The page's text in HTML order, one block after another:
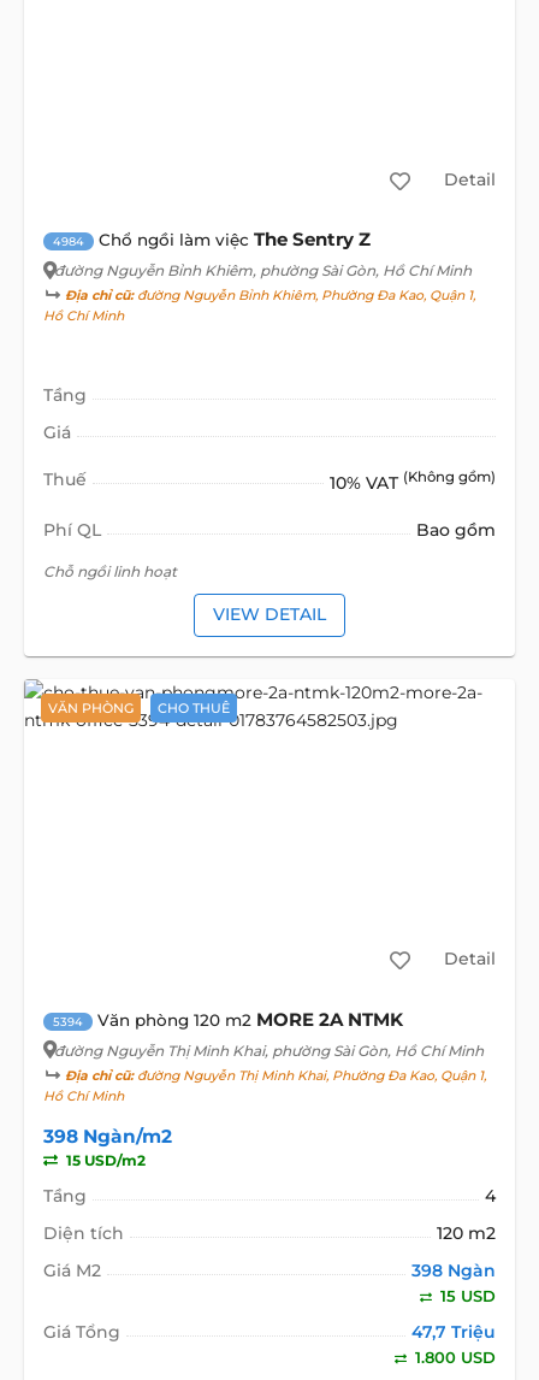
Detail
4984 Chổ ngồi làm việc The Sentry Z
đường Nguyễn Bỉnh Khiêm, phường Sài Gòn, Hồ Chí Minh
Địa chỉ cũ:đường Nguyễn Bỉnh Khiêm, Phường Đa Kao, Quận 1,
Hồ Chí Minh
Tầng
Giá
Thuế 10% VAT (Không gồm)
Phí QL Bao gồm
Chỗ ngồi linh hoạt
VIEW DETAIL
VĂN PHÒNG CHO THUÊ
Detail
5394 Văn phòng 120 m2 MORE 2A NTMK
đường Nguyễn Thị Minh Khai, phường Sài Gòn, Hồ Chí Minh
Địa chỉ cũ:đường Nguyễn Thị Minh Khai, Phường Đa Kao, Quận 1,
Hồ Chí Minh
398 Ngàn/m2
15 USD/m2
Tầng
4
Diện tích
120 m2
Giá M2
398 Ngàn
15 USD
Giá Tổng 47,7 Triệu
1.800 USD